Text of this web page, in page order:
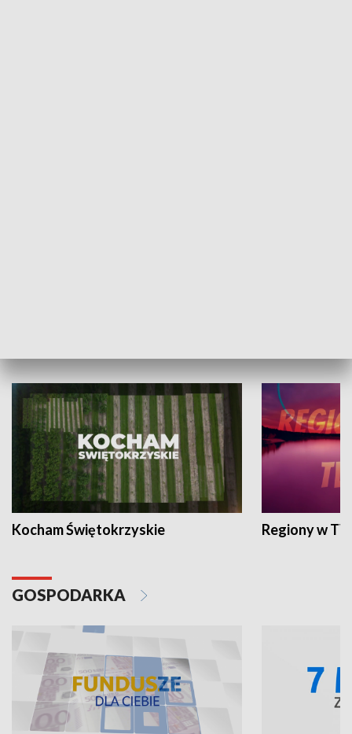
Kocham Świętokrzyskie Regiony w
GOSPODARKA